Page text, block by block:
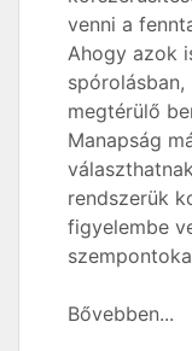
venni a
Ahogy azok
megtérülő
Manapság
rendszerük
figyelembe
Bővebben...